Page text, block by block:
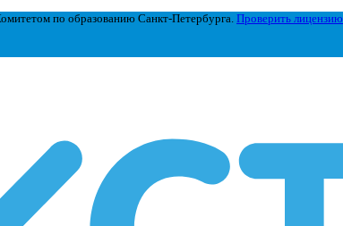
по образованию Санкт-Петербурга. Проверить лицензию